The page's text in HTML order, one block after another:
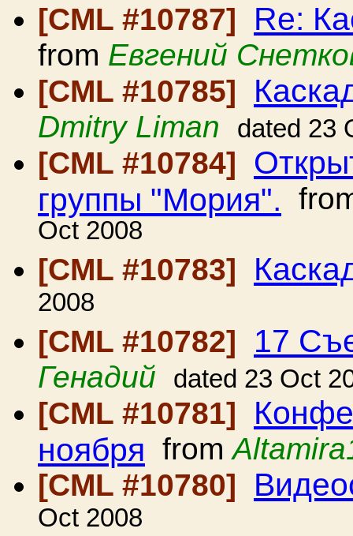
[CML #10787] Re:
from Евгений
[CML #10785]
Dmitry Liman dated 23
[CML #10784]
группы "Мория".
Oct 2008
[CML #10783]
2008
[CML #10782]
17
Генадий dated 23 Oct
[CML #10781]
ноября from
[CML #10780]
Oct 2008